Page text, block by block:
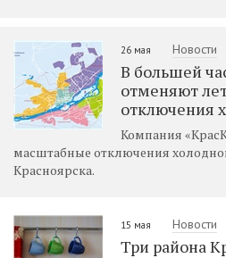
26 мая Новости
В большей
отменяют
отключения
Компания
масштабные отключения
Красноярска.
15 мая Новости
Три района